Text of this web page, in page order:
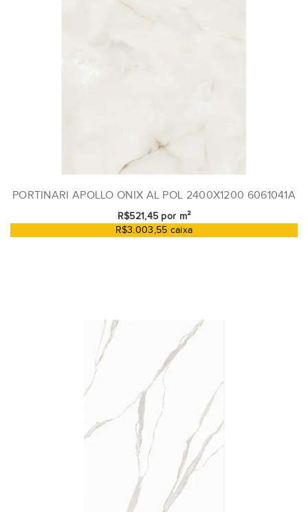
PORTINARI APOLLO ONIX AL POL 2400X1200 6061041A
R$521,45 por m²
R$3.003,55 caixa